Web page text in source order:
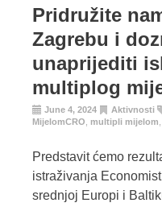
Pridružite
Zagrebu i
unaprijediti
multiplog
June 4, 2024 Aktivnosti
MijelomCRO
multipli mijelom
Predstavit ćemo
istraživanja
srednjoj Europi i